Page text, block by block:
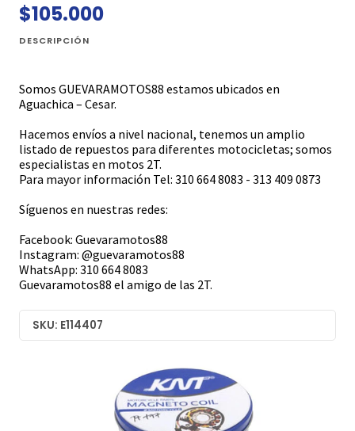
$105.000
DESCRIPCIÓN
Somos GUEVARAMOTOS88 estamos ubicados en
Aguachica – Cesar.
Hacemos envíos a nivel nacional, tenemos un amplio
listado de repuestos para diferentes motocicletas; somos
especialistas en motos 2T.
Para mayor información Tel: 310 664 8083 - 313 409 0873
Síguenos en nuestras redes:
Facebook: Guevaramotos88
Instagram: @guevaramotos88
WhatsApp: 310 664 8083
Guevaramotos88 el amigo de las 2T.
SKU: E114407